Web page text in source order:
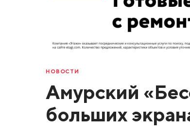
НОВОСТИ
Амурский
больших